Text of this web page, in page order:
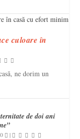
culoare în
ne dorim un
de doi ani
0 |